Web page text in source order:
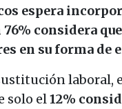
espera
considera
en su forma de
laboral,
solo el12%